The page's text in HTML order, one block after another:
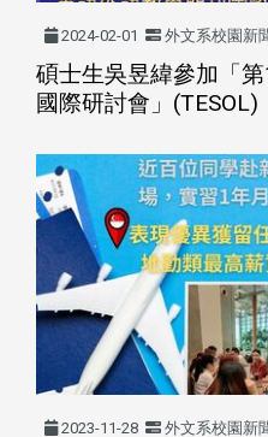
2024-02-01 外文系校園新
碩士生吳昱緯參加「
國際研討會」(TESOL)
2023-11-28 外文系校園新